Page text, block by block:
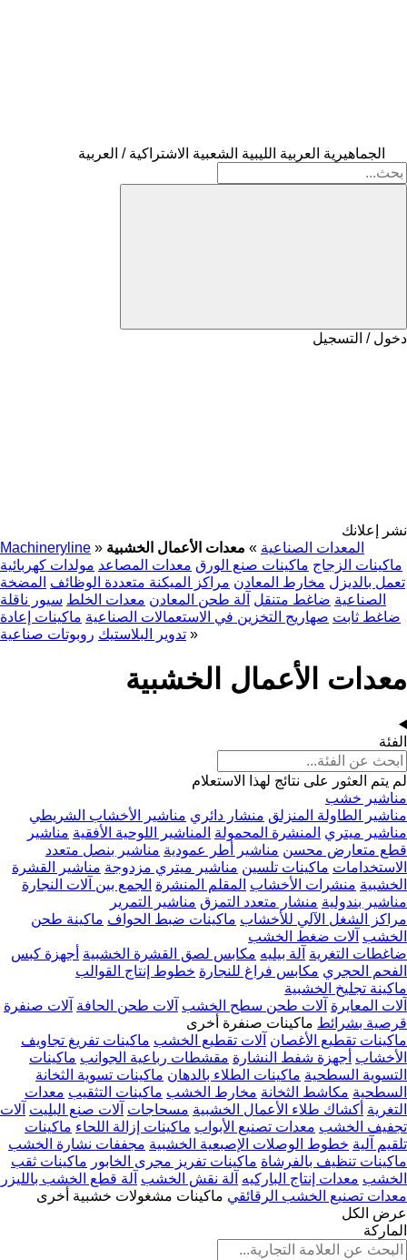
الجماهيرية العربية الليبية الشعبية الاشتراكية / العربية
دخول / التسجيل
نشر إعلانك
Machineryline » المعدات الصناعية » معدات الأعمال الخشبية
ماكينات الزجاج ماكينات صنع الورق معدات المصاعد مولدات كهربائية
تعمل بالديزل مخارط المعادن مراكز الميكنة متعددة الوظائف المضخة
الصناعية ضاغط متنقل آلة طحن المعادن معدات الخلط سيور ناقلة
ضاغط ثابت صهاريج التخزين في الاستعمالات الصناعية ماكينات إعادة
تدوير البلاستيك روبوتات صناعية »
معدات الأعمال الخشبية
الفئة
لم يتم العثور على نتائج لهذا الاستعلام
مناشير خشب
مناشير الطاولة المنزلق منشار دائري مناشير الأخشاب الشريطي
مناشير ميتري المنشرة المحمولة المناشير اللوحية الأفقية مناشير
قطع متعارض محسن مناشير أطر عمودية مناشير بنصل متعدد
الاستخدامات ماكينات تلسين مناشير ميتري مزدوجة مناشير القشرة
الخشبية منشرات الأخشاب المقلم المنشرة الجمع بين آلات النجارة
مناشير بندولية منشار متعدد التمزق مناشير التمرير
مراكز الشغل الآلي للأخشاب ماكينات ضبط الحواف ماكينة طحن
الخشب آلات ضغط الخشب
ضاغطات التغرية آلة بيليه مكابس لصق القشرة الخشبية أجهزة كبس
الفحم الحجري مكابس فراغ للنجارة خطوط إنتاج القوالب
ماكينة تجليخ الخشبية
آلات المعايرة آلات طحن سطح الخشب آلات طحن الحافة آلات صنفرة
قرصية بشرائط ماكينات صنفرة أخرى
ماكينات تقطيع الأغصان آلات تقطيع الخشب ماكينات تفريغ تجاويف
الأخشاب أجهزة شفط النشارة مقشطات رباعية الجوانب ماكينات
التسوية السطحية ماكينات الطلاء بالدهان ماكينات تسوية الثخانة
السطحية مكاشط الثخانة مخارط الخشب ماكينات التثقيب معدات
التغرية أكشاك طلاء الأعمال الخشبية مسحاجات آلات صنع البليت آلات
تجفيف الخشب معدات تصنيع الأبواب ماكينات إزالة اللحاء ماكينات
تلقيم آلية خطوط الوصلات الإصبعية الخشبية مجففات نشارة الخشب
ماكينات تنظيف بالفرشاة ماكينات تفريز مجرى الخابور ماكينات ثقب
الخشب معدات إنتاج الباركيه آلة نقش الخشب آلة قطع الخشب بالليزر
معدات تصنيع الخشب الرقائقي ماكينات مشغولات خشبية أخرى
عرض الكل
الماركة